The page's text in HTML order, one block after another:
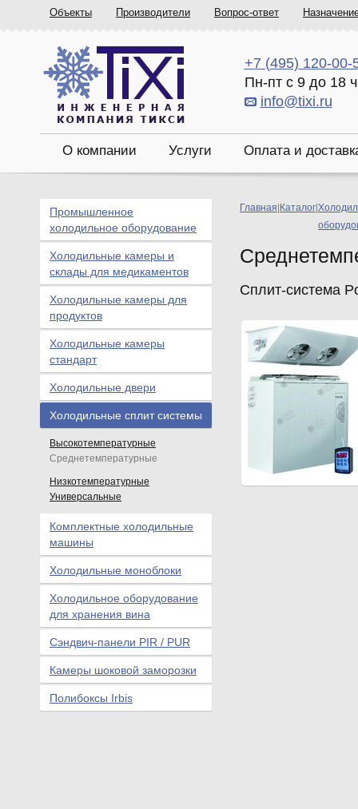
Объекты Производители Вопрос-ответ
+7 (495) 120-00-
Пн-пт с 9 до 18
info@tixi.ru
О компании Услуги Оплата и
Главная Каталог
Сплит-система
Промышленное
холодильное оборудование
Холодильные камеры и
склады для медикаментов
Холодильные камеры для
продуктов
Холодильные камеры
стандарт
Холодильные двери
Холодильные сплит системы
Высокотемпературные
Среднетемпературные
Низкотемпературные
Универсальные
Комплектные холодильные
машины
Холодильные моноблоки
Холодильное оборудование
для хранения вина
Сэндвич-панели PIR / PUR
Камеры шоковой заморозки
Полибоксы Irbis